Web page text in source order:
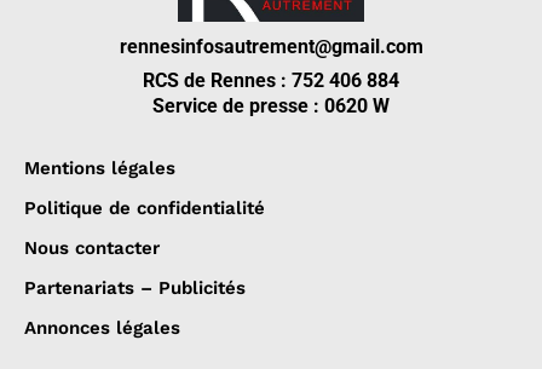
rennesinfosautrement@gmail.com
RCS de Rennes : 752 406 884
Service de presse : 0620 W
Mentions légales
Politique de confidentialité
Nous contacter
Partenariats – Publicités
Annonces légales